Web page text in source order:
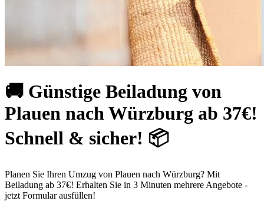
🚚 Günstige Beiladung von
Plauen nach Würzburg ab 37€!
Schnell & sicher! 📦
Planen Sie Ihren Umzug von Plauen nach Würzburg? Mit
Beiladung ab 37€! Erhalten Sie in 3 Minuten mehrere Angebote -
jetzt Formular ausfüllen!